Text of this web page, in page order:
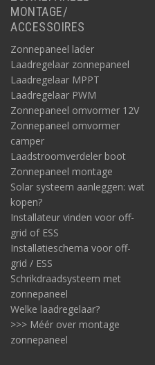
MONTAGE/
ACCESSOIRES
Zonnepaneel lader
Laadregelaar zonnepaneel
Laadregelaar MPPT
Laadregelaar PWM
Zonnepaneel omvormer 12V
Zonnepaneel omvormer
camper
Laadstroomverdeler boot
Zonnepaneel montage
Solar systeem aanleggen: wat
kopen?
Installateur vinden voor off-
grid of ESS
Installatieschema voor off-
grid / ESS
Schrikdraadsysteem met
zonnepaneel
Welke laadregelaar?
>>> Méér over montage
zonnepaneel